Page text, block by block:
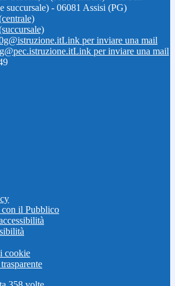
succursale) - 06081 Assisi (PG)
Link per inviare una mail
Link per inviare una mail
il Pubblico
cookie